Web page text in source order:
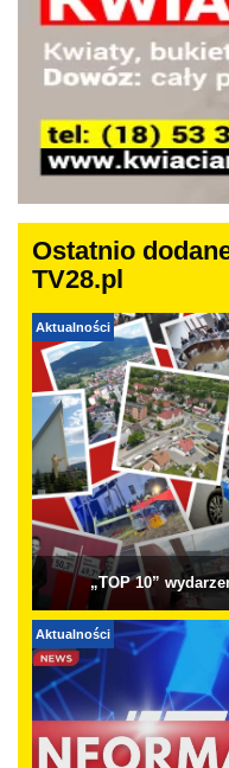
Ostatnio
TV28.pl
Aktualności
„TOP 10”
Aktualności